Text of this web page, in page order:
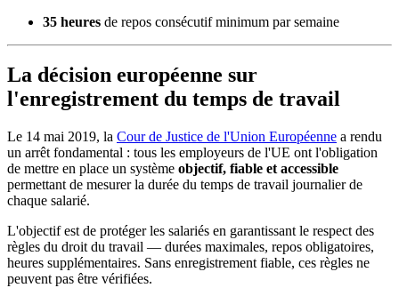
35 heures de repos consécutif minimum par semaine
La décision européenne sur
l'enregistrement du temps de travail
Le 14 mai 2019, la Cour de Justice de l'Union Européenne a rendu
un arrêt fondamental : tous les employeurs de l'UE ont l'obligation
de mettre en place un système objectif, fiable et accessible
permettant de mesurer la durée du temps de travail journalier de
chaque salarié.
L'objectif est de protéger les salariés en garantissant le respect des
règles du droit du travail — durées maximales, repos obligatoires,
heures supplémentaires. Sans enregistrement fiable, ces règles ne
peuvent pas être vérifiées.